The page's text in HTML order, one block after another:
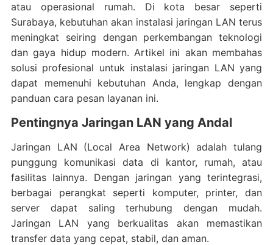
atau operasional rumah. Di kota besar seperti
Surabaya, kebutuhan akan instalasi jaringan LAN terus
meningkat seiring dengan perkembangan teknologi
dan gaya hidup modern. Artikel ini akan membahas
solusi profesional untuk instalasi jaringan LAN yang
dapat memenuhi kebutuhan Anda, lengkap dengan
panduan cara pesan layanan ini.
Pentingnya Jaringan LAN yang Andal
Jaringan LAN (Local Area Network) adalah tulang
punggung komunikasi data di kantor, rumah, atau
fasilitas lainnya. Dengan jaringan yang terintegrasi,
berbagai perangkat seperti komputer, printer, dan
server dapat saling terhubung dengan mudah.
Jaringan LAN yang berkualitas akan memastikan
transfer data yang cepat, stabil, dan aman.